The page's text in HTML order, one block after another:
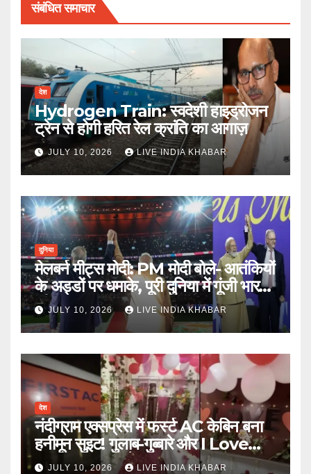
संबंधित समाचार
देश
Hydrogen Train: स्वदेशी हाइड्रोजन
ट्रेन से होगी हरित रेल क्रांति का आगाज़
JULY 10, 2026 LIVE INDIA KHABAR
दुनिया
मेलबर्न मीट्स मोदी: PM मोदी बोले- आतंकियों
के अड्डों पर धमाके, पूरी दुनिया में गूंजी भारत
की ताकत
JULY 10, 2026 LIVE INDIA KHABAR
देश
नंदीग्राम एक्सप्रेस में फर्स्ट AC केबिन बना
हनीमून सुइट! गुलाब-गुब्बारे और I Love
You, TTE सस्पेंड
JULY 10, 2026 LIVE INDIA KHABAR